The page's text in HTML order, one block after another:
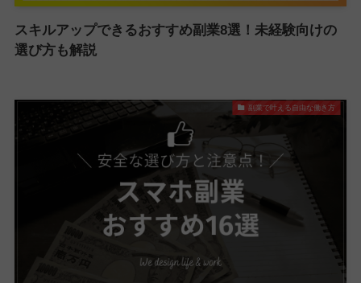
スキルアップできるおすすめ副業8選！未経験向けの
選び方も解説
副業で叶える自由な働き方